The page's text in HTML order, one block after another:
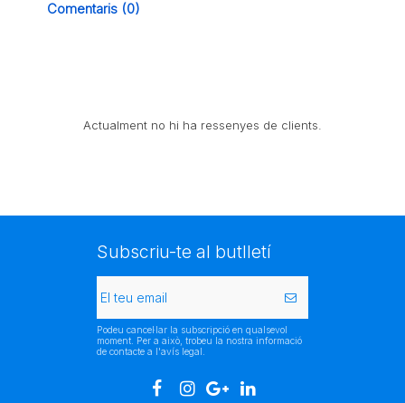
Comentaris (0)
Actualment no hi ha ressenyes de clients.
Subscriu-te al butlletí
Podeu cancel·lar la subscripció en qualsevol
moment. Per a això, trobeu la nostra informació
de contacte a l'avís legal.